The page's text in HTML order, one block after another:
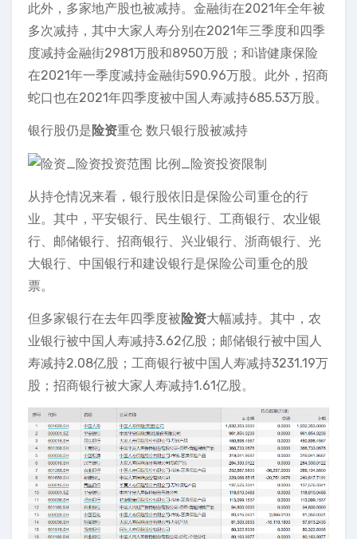
此外，多家地产股也被减持。金融街在2021年全年被
多次减持，其中大家人寿分别在2021年三季度和四季
度减持金融街2981万股和8950万股；和谐健康保险
在2021年一季度减持金融街590.96万股。此外，招商
蛇口也在2021年四季度被中国人寿减持685.53万股。
银行股仍是险资重仓 数只银行股被减持
从持仓情况来看，银行股依旧是保险公司重仓的行
业。其中，平安银行、民生银行、工商银行、农业银
行、邮储银行、招商银行、兴业银行、浙商银行、光
大银行、中国银行和建设银行是保险公司重仓的股
票。
但多家银行在去年四季度被险资大幅减持。其中，农
业银行被中国人寿减持3.62亿股；邮储银行被中国人
寿减持2.08亿股；工商银行被中国人寿减持3231.19万
股；招商银行被大家人寿减持1.61亿股。